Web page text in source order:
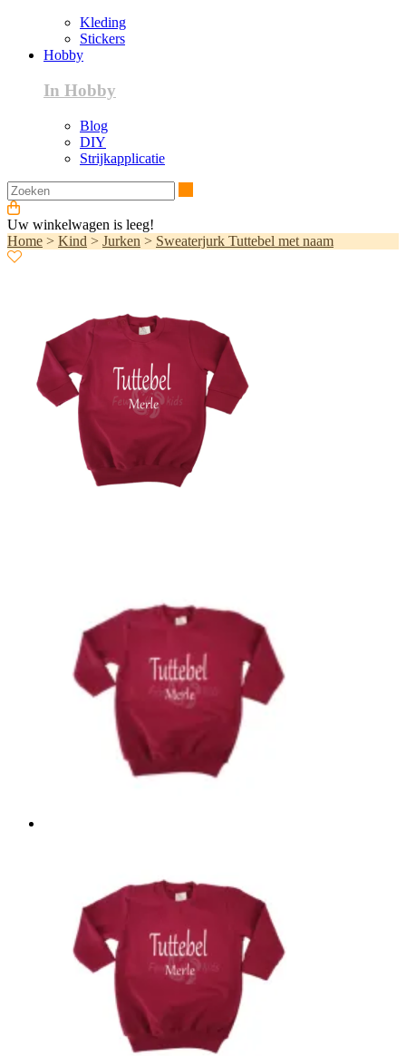
Kleding
Stickers
Hobby
In Hobby
Blog
DIY
Strijkapplicatie
Uw winkelwagen is leeg!
Home > Kind > Jurken > Sweaterjurk Tuttebel met naam